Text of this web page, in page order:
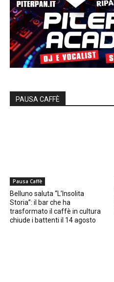
PAUSA CAFFÈ
Pausa Caffè
Belluno saluta “L’Insolita
Storia”: il bar che ha
trasformato il caffè in cultura
chiude i battenti il 14 agosto